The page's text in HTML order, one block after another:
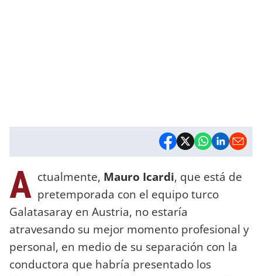
A ctualmente, Mauro Icardi, que está de
pretemporada con el equipo turco
Galatasaray en Austria, no estaría
atravesando su mejor momento profesional y
personal, en medio de su separación con la
conductora que habría presentado los